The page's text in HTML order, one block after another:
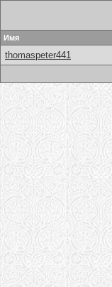
Имя
thomaspeter441